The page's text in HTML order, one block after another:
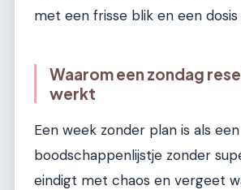
met een frisse blik en een dosis
Waarom een zondag
werkt
Een week zonder plan is als een
boodschappenlijstje zonder
eindigt met chaos en vergeet